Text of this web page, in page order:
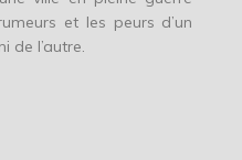
et les peurs d’un
de l’autre.